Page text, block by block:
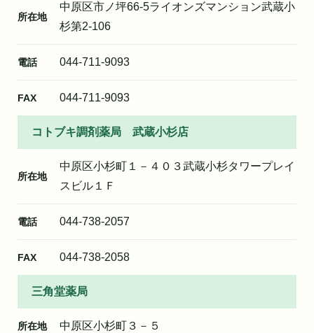
所在地
中原区市ノ坪66-5ライオンズマンション武蔵小
杉第2-106
電話 044-711-9093
FAX 044-711-9093
コトブキ調剤薬局 武蔵小杉店
所在地
中原区小杉町１－４０３武蔵小杉タワープレイ
スビル１Ｆ
電話 044-738-2057
FAX 044-738-2058
三角堂薬局
所在地 中原区小杉町３－５